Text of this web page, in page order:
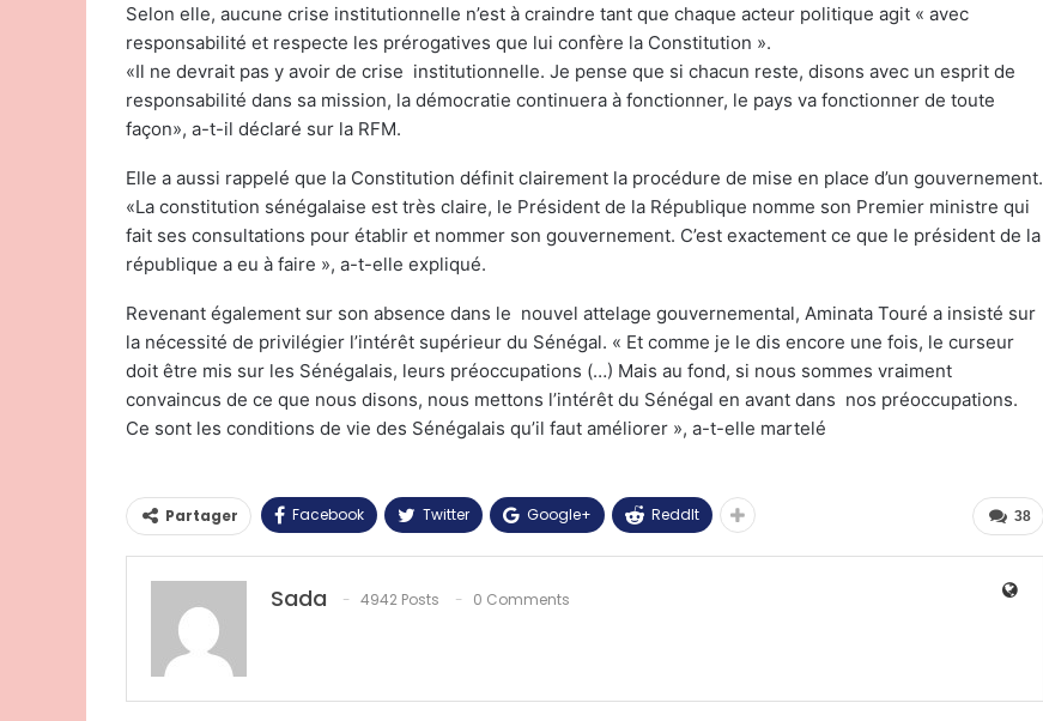
Selon elle, aucune crise institutionnelle n’est à craindre tant que chaque acteur politique agit « avec
responsabilité et respecte les prérogatives que lui confère la Constitution ».
«Il ne devrait pas y avoir de crise institutionnelle. Je pense que si chacun reste, disons avec un esprit de
responsabilité dans sa mission, la démocratie continuera à fonctionner, le pays va fonctionner de toute
façon», a-t-il déclaré sur la RFM.
Elle a aussi rappelé que la Constitution définit clairement la procédure de mise en place d’un gouvernement.
«La constitution sénégalaise est très claire, le Président de la République nomme son Premier ministre qui
fait ses consultations pour établir et nommer son gouvernement. C’est exactement ce que le président de la
république a eu à faire », a-t-elle expliqué.
Revenant également sur son absence dans le nouvel attelage gouvernemental, Aminata Touré a insisté sur
la nécessité de privilégier l’intérêt supérieur du Sénégal. « Et comme je le dis encore une fois, le curseur
doit être mis sur les Sénégalais, leurs préoccupations (…) Mais au fond, si nous sommes vraiment
convaincus de ce que nous disons, nous mettons l’intérêt du Sénégal en avant dans nos préoccupations.
Ce sont les conditions de vie des Sénégalais qu’il faut améliorer », a-t-elle martelé
38
Partager Facebook Twitter Google+ ReddIt
Sada 4942 Posts 0 Comments